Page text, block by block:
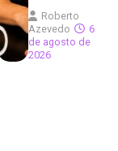
Roberto
Azevedo
6
de agosto de
2026